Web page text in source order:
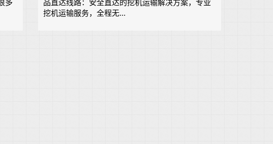
多
品直达线路：安全直达的挖机运输解决方案，专业
挖机运输服务，全程无...